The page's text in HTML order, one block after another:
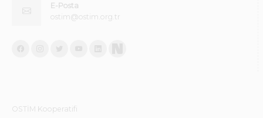
E-Posta
ostim@ostim.org.tr
OSTİM Kooperatifi